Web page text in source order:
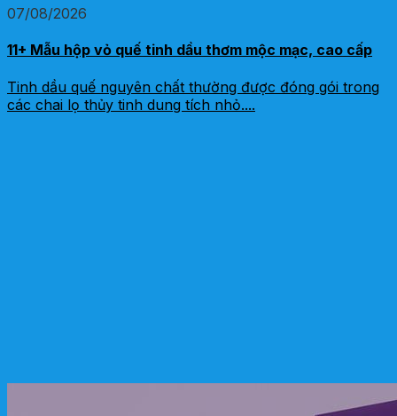
07/08/2026
11+ Mẫu hộp vỏ quế tinh dầu thơm mộc mạc, cao cấp
Tinh dầu quế nguyên chất thường được đóng gói trong
các chai lọ thủy tinh dung tích nhỏ....